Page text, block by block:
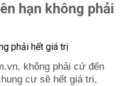
hạn không phải
không phải cứ đến
cư sẽ hết giá trị,